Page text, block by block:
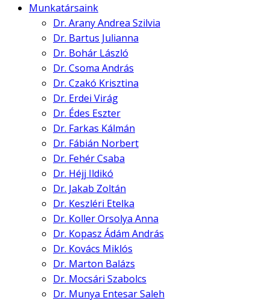
Munkatársaink
Dr. Arany Andrea Szilvia
Dr. Bartus Julianna
Dr. Bohár László
Dr. Csoma András
Dr. Czakó Krisztina
Dr. Erdei Virág
Dr. Édes Eszter
Dr. Farkas Kálmán
Dr. Fábián Norbert
Dr. Fehér Csaba
Dr. Héjj Ildikó
Dr. Jakab Zoltán
Dr. Keszléri Etelka
Dr. Koller Orsolya Anna
Dr. Kopasz Ádám András
Dr. Kovács Miklós
Dr. Marton Balázs
Dr. Mocsári Szabolcs
Dr. Munya Entesar Saleh